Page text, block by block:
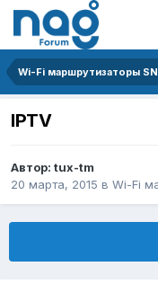
Wi-Fi маршрутизаторы
IPTV
Автор: tux-tm
20 марта, 2015 в Wi-Fi